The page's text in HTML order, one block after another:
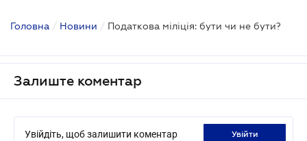
Головна / Новини / Податкова міліція: бути чи не бути?
Залиште коментар
Увійдіть, щоб залишити коментар увійти